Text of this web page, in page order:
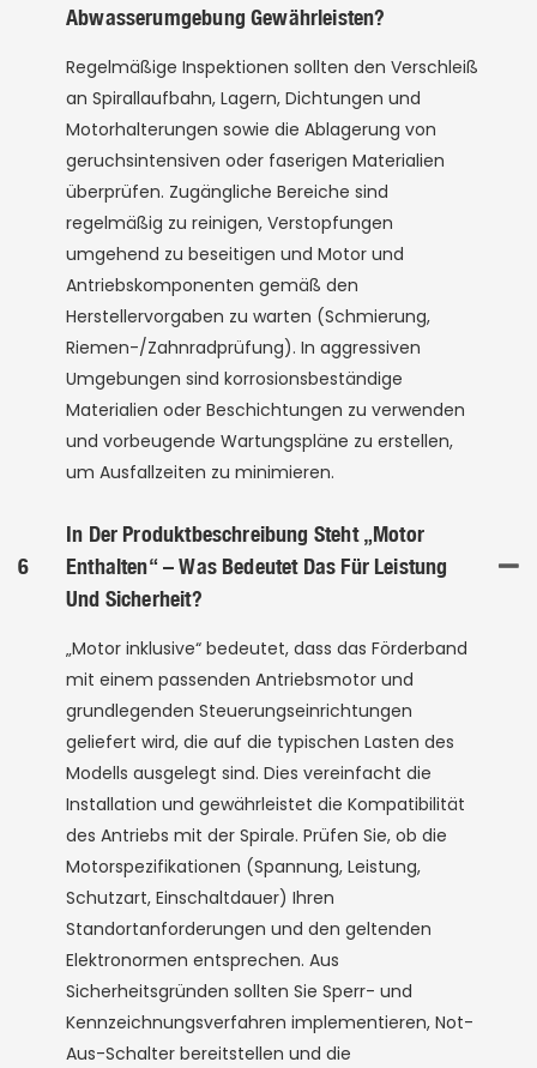
Abwasserumgebung Gewährleisten?
Regelmäßige Inspektionen sollten den Verschleiß
an Spirallaufbahn, Lagern, Dichtungen und
Motorhalterungen sowie die Ablagerung von
geruchsintensiven oder faserigen Materialien
überprüfen. Zugängliche Bereiche sind
regelmäßig zu reinigen, Verstopfungen
umgehend zu beseitigen und Motor und
Antriebskomponenten gemäß den
Herstellervorgaben zu warten (Schmierung,
Riemen-/Zahnradprüfung). In aggressiven
Umgebungen sind korrosionsbeständige
Materialien oder Beschichtungen zu verwenden
und vorbeugende Wartungspläne zu erstellen,
um Ausfallzeiten zu minimieren.
6
In Der Produktbeschreibung Steht „Motor
Enthalten“ – Was Bedeutet Das Für Leistung
Und Sicherheit?
„Motor inklusive“ bedeutet, dass das Förderband
mit einem passenden Antriebsmotor und
grundlegenden Steuerungseinrichtungen
geliefert wird, die auf die typischen Lasten des
Modells ausgelegt sind. Dies vereinfacht die
Installation und gewährleistet die Kompatibilität
des Antriebs mit der Spirale. Prüfen Sie, ob die
Motorspezifikationen (Spannung, Leistung,
Schutzart, Einschaltdauer) Ihren
Standortanforderungen und den geltenden
Elektronormen entsprechen. Aus
Sicherheitsgründen sollten Sie Sperr- und
Kennzeichnungsverfahren implementieren, Not-
Aus-Schalter bereitstellen und die